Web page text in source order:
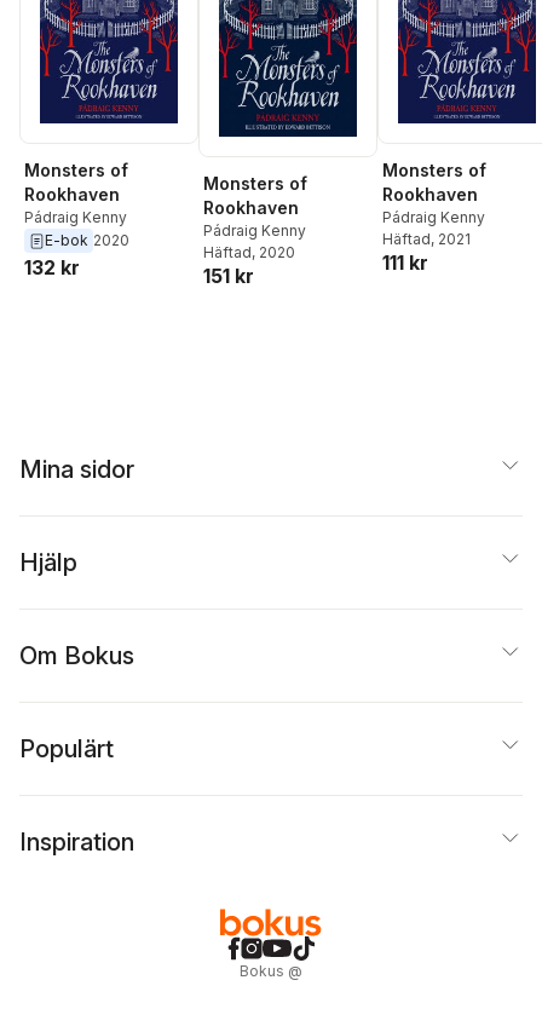
Monsters of
Rookhaven
Pádraig Kenny
E-bok 2020
132 kr
Monsters of
Rookhaven
Pádraig Kenny
Häftad, 2020
151 kr
Monsters of
Rookhaven
Pádraig Kenny
Häftad, 2021
111 kr
Mina sidor
Hjälp
Om Bokus
Populärt
Inspiration
Bokus @